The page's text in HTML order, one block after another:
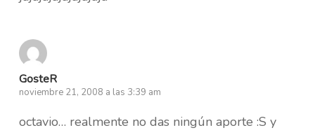
GosteR
noviembre 21, 2008 a las 3:39 am
octavio… realmente no das ningún aporte :S y